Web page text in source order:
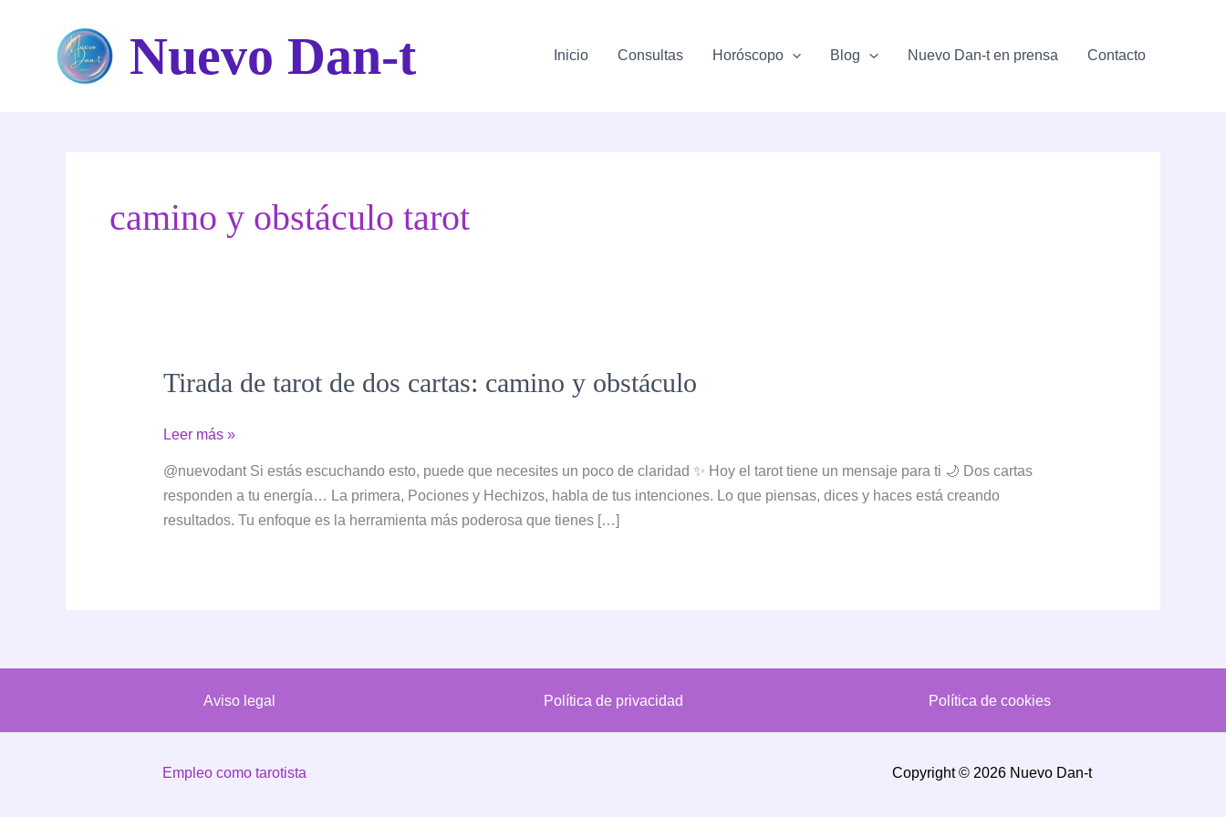
contenido
Nuevo Dan-t Inicio Consultas Horóscopo Blog Nuevo Dan-t en prensa Contacto
camino y obstáculo tarot
Tirada de tarot de dos cartas: camino y obstáculo
Tirada
tarot
Leer más »
@nuevodant Si estás escuchando esto, puede que necesites un poco de claridad ✨ Hoy el tarot tiene un mensaje para ti 🌙 Dos cartas
responden a tu energía… La primera, Pociones y Hechizos, habla de tus intenciones. Lo que piensas, dices y haces está creando
resultados. Tu enfoque es la herramienta más poderosa que tienes […]
Aviso legal Política de privacidad Política de cookies
Empleo como tarotista Copyright © 2026 Nuevo Dan-t